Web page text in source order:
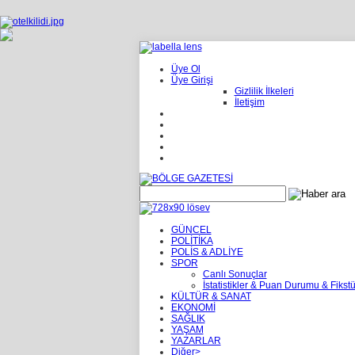
Üye Ol
Üye Girişi
Gizlilik İlkeleri
İletişim
GÜNCEL
POLİTİKA
POLİS & ADLİYE
SPOR
Canlı Sonuçlar
İstatistikler & Puan Durumu &
KÜLTÜR & SANAT
EKONOMİ
SAĞLIK
YAŞAM
YAZARLAR
Diğer>